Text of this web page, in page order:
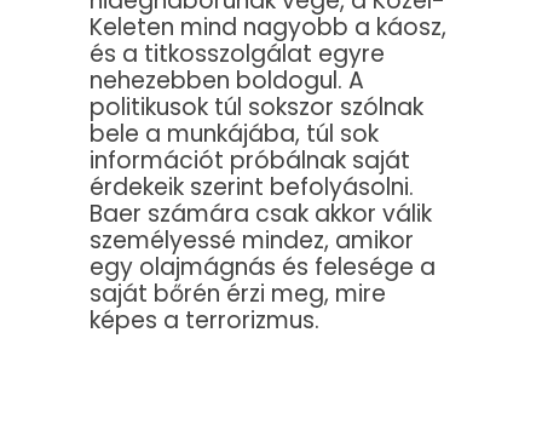
Keleten mind nagyobb a káosz,
és a titkosszolgálat egyre
nehezebben boldogul. A
politikusok túl sokszor szólnak
bele a munkájába, túl sok
információt próbálnak saját
érdekeik szerint befolyásolni.
Baer számára csak akkor válik
személyessé mindez, amikor
egy olajmágnás és felesége a
saját bőrén érzi meg, mire
képes a terrorizmus.